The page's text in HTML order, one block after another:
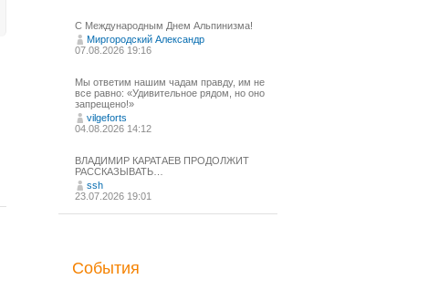
С Международным Днем Альпинизма!⁠
Миргородский Александр
07.08.2026 19:16
Мы ответим нашим чадам правду, им не
все равно: «Удивительное рядом, но оно
запрещено!»
vilgeforts
04.08.2026 14:12
ВЛАДИМИР КАРАТАЕВ ПРОДОЛЖИТ
РАССКАЗЫВАТЬ…
ssh
23.07.2026 19:01
События